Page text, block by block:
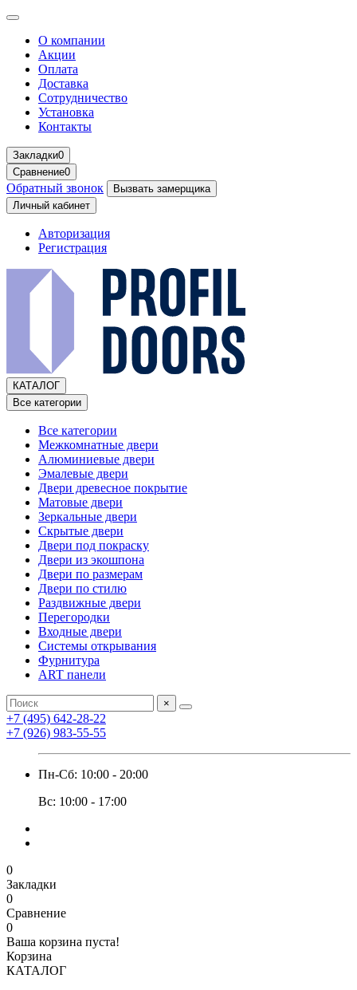
О компании
Акции
Оплата
Доставка
Сотрудничество
Установка
Контакты
Закладки0
Сравнение0
Обратный звонок
Вызвать замерщика
Личный кабинет
Авторизация
Регистрация
КАТАЛОГ
Все категории
Все категории
Межкомнатные двери
Алюминиевые двери
Эмалевые двери
Двери древесное покрытие
Матовые двери
Зеркальные двери
Скрытые двери
Двери под покраску
Двери из экошпона
Двери по размерам
Двери по стилю
Раздвижные двери
Перегородки
Входные двери
Системы открывания
Фурнитура
ART панели
×
+7 (495) 642-28-22
+7 (926) 983-55-55
Пн-Сб: 10:00 - 20:00
Вс: 10:00 - 17:00
0
Закладки
0
Сравнение
0
Ваша корзина пуста!
Корзина
КАТАЛОГ